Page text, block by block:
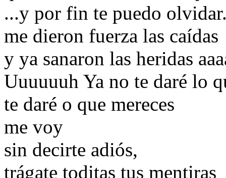
...y por fin te puedo
me dieron fuerza las caídas
y ya sanaron las heridas
Uuuuuuh Ya no te daré lo
te daré o que mereces
me voy
sin decirte adiós,
trágate toditas tus mentiras